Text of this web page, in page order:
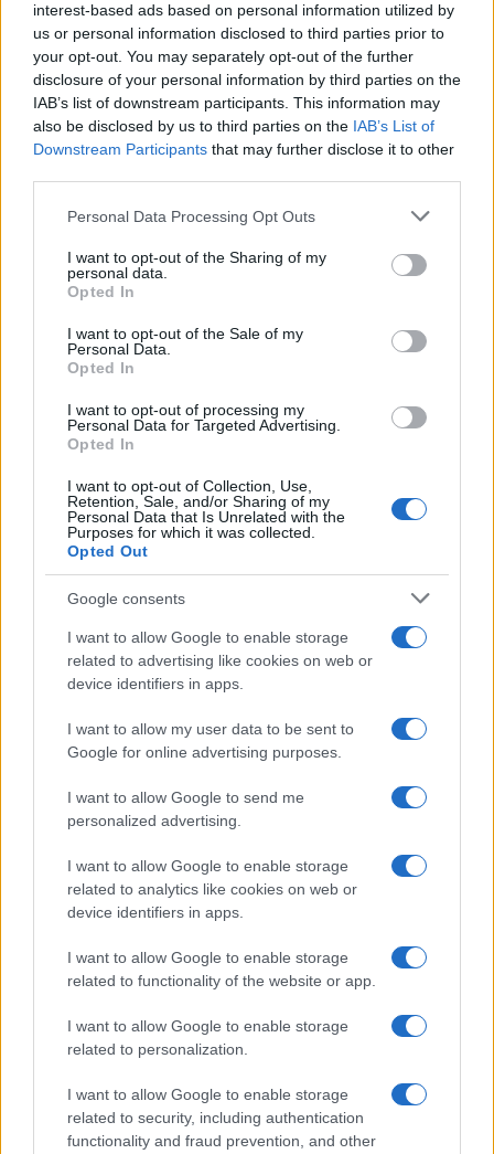
interest-based ads based on personal information utilized by
us or personal information disclosed to third parties prior to
your opt-out. You may separately opt-out of the further
disclosure of your personal information by third parties on the
IAB’s list of downstream participants. This information may
also be disclosed by us to third parties on the IAB’s List of
Downstream Participants that may further disclose it to other
Please note that this website/app uses one or more Google
not limited to your visit or usage behaviour. You may click to
grant or deny consent to Google and its third-party tags to
use your data for below specified purposes in below Google
consent section.
Personal Data Processing Opt Outs
I want to opt-out of the Sharing of my
personal data.
Opted In
I want to opt-out of the Sale of my
Personal Data.
Opted In
I want to opt-out of processing my
Personal Data for Targeted Advertising.
Opted In
I want to opt-out of Collection, Use,
Retention, Sale, and/or Sharing of my
Personal Data that Is Unrelated with the
Purposes for which it was collected.
Opted Out
Google consents
I want to allow Google to enable storage
related to advertising like cookies on web or
device identifiers in apps.
I want to allow my user data to be sent to
Google for online advertising purposes.
I want to allow Google to send me
personalized advertising.
I want to allow Google to enable storage
related to analytics like cookies on web or
device identifiers in apps.
I want to allow Google to enable storage
related to functionality of the website or app.
I want to allow Google to enable storage
related to personalization.
I want to allow Google to enable storage
related to security, including authentication
functionality and fraud prevention, and other
μπαταριών για τα υβριδικά
της
Σε κινεζική… πολιορκία η
ευρωπαϊκή
αυτοκινητοβιομηχανία
αποδοτικότητας
μεταγραφή ο Τζος Σάρμα
ακαδημίες να εξελίσσονται
οι παίκτες»
Metlen: Ρεκόρ EBITDA στο
ευρώ – Καθαρά κέρδη 313
εκατ. ευρώ
Ειδικό Χωροταξικό Πλαίσιο
βιώσιμη τουριστική
ανάπτυξη
Η Chery επενδύει 75 εκατ. δολάρια στην KG Mobility
Το FIAT 500 Hybrid τώρα
από 18.990 ευρώ